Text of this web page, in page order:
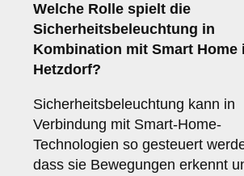
Welche Rolle spielt die
Sicherheitsbeleuchtung in
Kombination mit Smart Home
Hetzdorf?
Sicherheitsbeleuchtung kann in
Verbindung mit Smart-Home-
Technologien so gesteuert
dass sie Bewegungen erkennt